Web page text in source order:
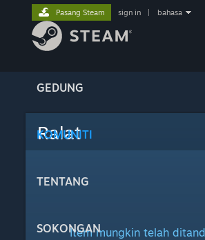
GEDUNG
KOMUNITI
TENTANG
SOKONGAN
Pasang Steam sign in bahasa
Ralat
Item mungkin telah